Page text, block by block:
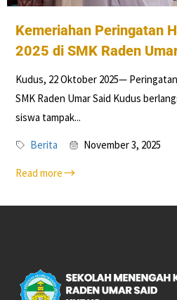
Kemeriahan Peringatan
2025 di SMK Raden
Kudus, 22 Oktober 2025—
SMK Raden Umar Said Kudus
siswa tampak...
Berita November 3, 2025
Read more